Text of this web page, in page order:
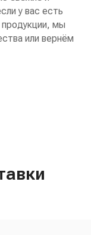
у вас есть
продукции, мы
или вернём